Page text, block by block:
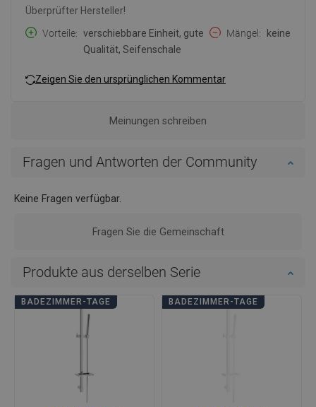
Überprüfter Hersteller!
Vorteile
verschiebbare Einheit, gute
Qualität, Seifenschale
Mängel keine
Zeigen Sie den ursprünglichen Kommentar
Meinungen schreiben
Fragen und Antworten der Community
Keine Fragen verfügbar.
Fragen Sie die Gemeinschaft
Produkte aus derselben Serie
BADEZIMMER-TAGE BADEZIMMER-TAGE